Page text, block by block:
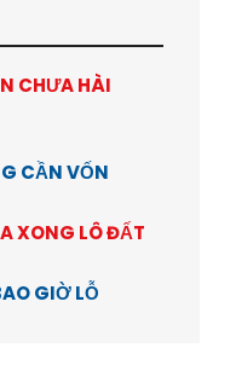
CHƯA HÀI
CẦN VỐN
XONG LÔ ĐẤT
GIỜ LỖ